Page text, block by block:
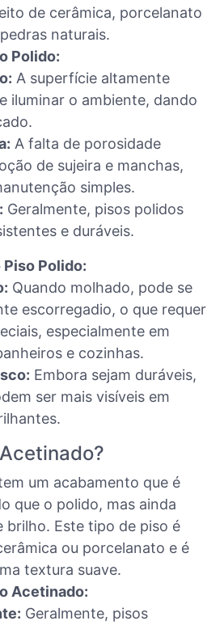
de cerâmica, porcelanato
naturais.
Polido:
A superfície altamente
iluminar o ambiente, dando
A falta de porosidade
de sujeira e manchas,
simples.
Geralmente, pisos polidos
e duráveis.
Polido:
Quando molhado, pode se
escorregadio, o que requer
especialmente em
e cozinhas.
Embora sejam duráveis,
ser mais visíveis em
um acabamento que é
que o polido, mas ainda
brilho. Este tipo de piso é
ou porcelanato e é
textura suave.
Acetinado:
Geralmente, pisos